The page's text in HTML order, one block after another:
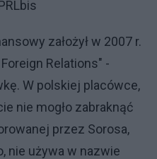
założył w 2007 r.
Relations" -
W polskiej placówce,
nie mogło zabraknąć
przez Sorosa,
nie używa w nazwie